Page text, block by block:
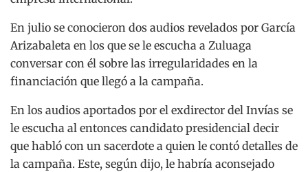
En julio se conocieron dos audios revelados por García
Arizabaleta en los que se le escucha a Zuluaga
conversar con él sobre las irregularidades en la
financiación que llegó a la campaña.
En los audios aportados por el exdirector del Invías se
le escucha al entonces candidato presidencial decir
que habló con un sacerdote a quien le contó detalles de
la campaña. Este, según dijo, le habría aconsejado